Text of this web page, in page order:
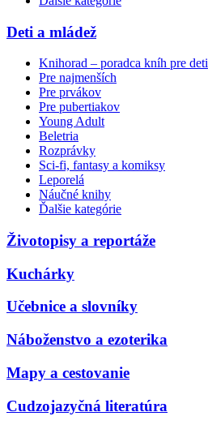
Deti a mládež
Knihorad – poradca kníh pre deti
Pre najmenších
Pre prvákov
Pre pubertiakov
Young Adult
Beletria
Rozprávky
Sci-fi, fantasy a komiksy
Leporelá
Náučné knihy
Ďalšie kategórie
Životopisy a reportáže
Kuchárky
Učebnice a slovníky
Náboženstvo a ezoterika
Mapy a cestovanie
Cudzojazyčná literatúra